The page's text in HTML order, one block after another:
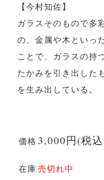
【今村知佐】
ガラスそのもので多
の、金属や木といっ
ことで、ガラスの持
たかみを引き出した
を生み出している。
価格3,000円(税
在庫売切れ中